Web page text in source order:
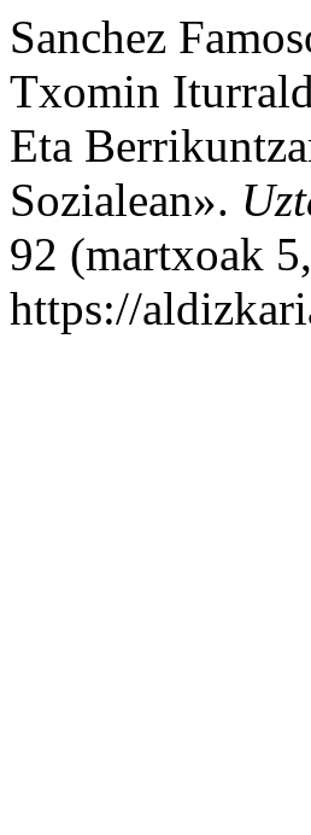
Sanchez
Txomin
Eta
Sozialean».
92 (martxoak
https://